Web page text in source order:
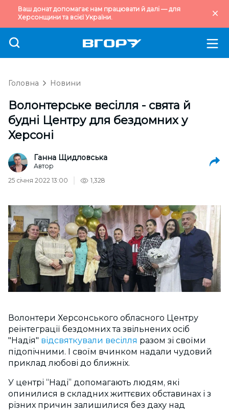
Ваш донат допомагає нам працювати й далі — для
Херсонщини та всієї України.
Головна Новини
Волонтерське весілля - свята й
будні Центру для бездомних у
Херсоні
Ганна Щидловська
Автор
25 січня 2022 13:00
1,328
Волонтери Херсонського обласного Центру
реінтеграції бездомних та звільнених осіб
"Надія" відсвяткували весілля разом зі своїми
підопічними. І своїм вчинком надали чудовий
приклад любові до ближніх.
У центрі “Наді” допомагають людям, які
опинилися в складних життєвих обставинах і з
різних причин залишилися без даху над